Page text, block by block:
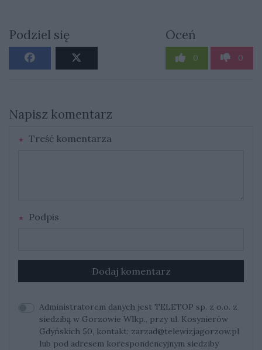
Podziel się Oceń
0 0
Napisz komentarz
Treść komentarza
Podpis
Dodaj komentarz
Administratorem danych jest TELETOP sp. z o.o. z
siedzibą w Gorzowie Wlkp., przy ul. Kosynierów
Gdyńskich 50, kontakt: zarzad@telewizjagorzow.pl
lub pod adresem korespondencyjnym siedziby